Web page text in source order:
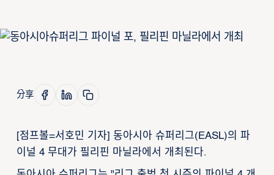
分享
[점프볼=서호민 기자] 동아시아 슈퍼리그(EASL)의 파
이널 4 무대가 필리핀 마닐라에서 개최된다.